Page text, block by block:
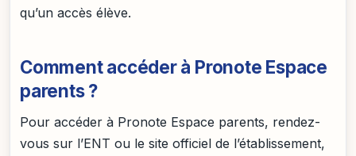
qu’un accès élève.
Comment accéder à Pronote Espace
parents ?
Pour accéder à Pronote Espace parents, rendez-
vous sur l’ENT ou le site officiel de l’établissement,